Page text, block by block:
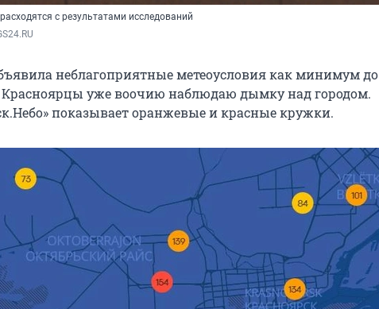
с результатами исследований
неблагоприятные метеоусловия как минимум до
Красноярцы уже воочию наблюдаю дымку над городом.
показывает оранжевые и красные кружки.